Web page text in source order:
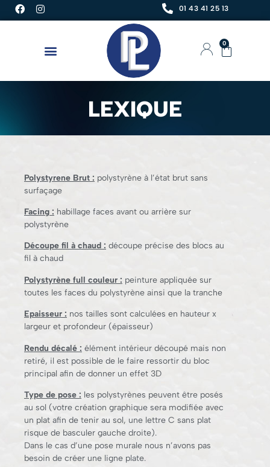
01 43 41 25 13
0
LEXIQUE
Polystyrene Brut : polystyrène à l’état brut sans
surfaçage
Facing : habillage faces avant ou arrière sur
polystyrène
Découpe fil à chaud : découpe précise des blocs au
fil à chaud
Polystyrène full couleur : peinture appliquée sur
toutes les faces du polystyrène ainsi que la tranche
Epaisseur : nos tailles sont calculées en hauteur x
largeur et profondeur (épaisseur)
Rendu décalé : élément intérieur découpé mais non
retiré, il est possible de le faire ressortir du bloc
principal afin de donner un effet 3D
Type de pose : les polystyrènes peuvent être posés
au sol (votre création graphique sera modifiée avec
un plat afin de tenir au sol, une lettre C sans plat
risque de basculer gauche droite).
Dans le cas d’une pose murale nous n’avons pas
besoin de créer une ligne plate.